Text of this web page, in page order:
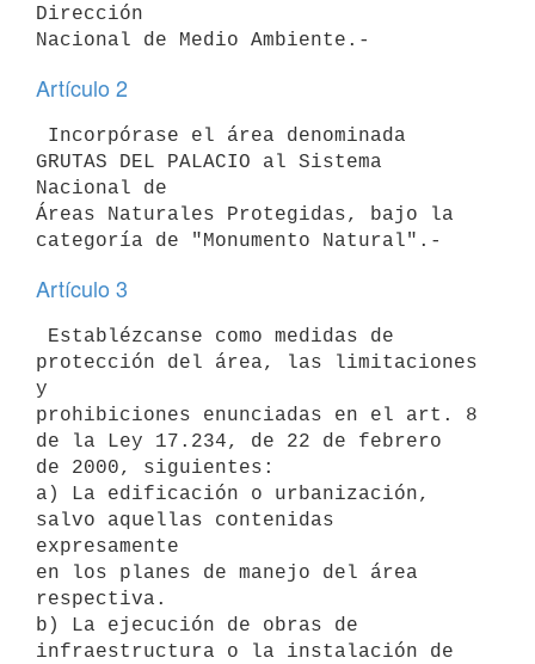
Dirección
Artículo 2
GRUTAS DEL PALACIO al Sistema
Nacional de
Áreas Naturales Protegidas, bajo la
Artículo 3
protección del área, las limitaciones
y
prohibiciones enunciadas en el art. 8
de la Ley 17.234, de 22 de febrero
de 2000, siguientes:
a) La edificación o urbanización,
salvo aquellas contenidas
expresamente
en los planes de manejo del área
respectiva.
b) La ejecución de obras de
infraestructura o la instalación de